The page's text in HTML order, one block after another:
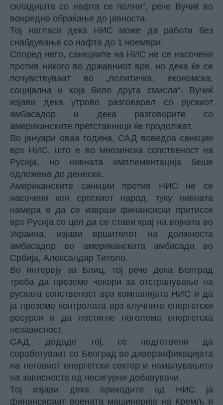
складишта со нафта се полни“, рече Вучиќ во
вонредно обраќање до јавноста.
Тој нагласи дека НИС може да работи без
снабдување со нафта до 1 ноември.
Според него, санкциите на НИС не се насочени
против никого во државниот врв, но дека ќе се
почувствуваат во „политичка, економска,
социјална и која било друга смисла“. Вучиќ
изјави дека утрово разговарал со рускиот
амбасадор и дека разговорите со
американските претставници ќе продолжат.
Во јануари оваа година, САД воведоа санкции
врз НИС, што е во мнозинска сопственост на
Русија, но нивната имплементација беше
одложена до денеска.
Американските санкции против НИС не се
насочени кон српскиот народ, туку нивната
намера е да се изврши финансиски притисок
врз Русија со цел да се стави крај на војната во
Украина, изјави вршителот на должноста
амбасадор во американската амбасада во
Србија, Александар Титоло.
Во интервју за Блиц, тој рече дека Белград
треба да преземе чекори за отстранување на
руската сопственост врз компанијата НИС и да
ја преземе контролата врз клучните енергетски
ресурси и да постигне поголема енергетска
независност.
САД, додаде тој, се подготвени да
соработуваат со Белград во диверзификацијата
на неговиот енергетски сектор и намалувањето
на зависноста од несигурни добавувачи.
Тој изјави дека приходите од НИС ја
финансираат воената машинерија на Кремљ и